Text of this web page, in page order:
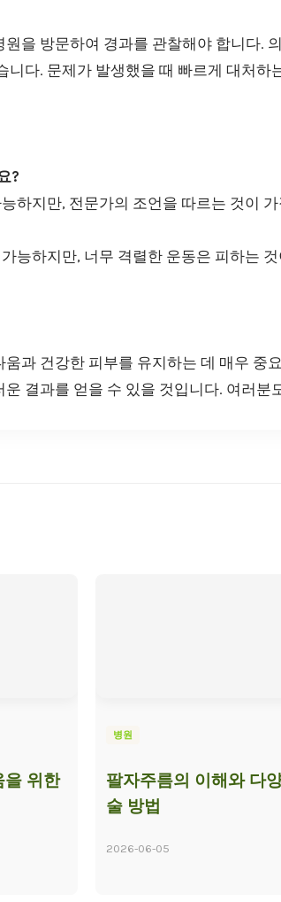
을 방문하여 경과를 관찰해야 합니다.
니다. 문제가 발생했을 때 빠르게 대처하
?
하지만, 전문가의 조언을 따르는 것이
능하지만, 너무 격렬한 운동은 피하는
움과 건강한 피부를 유지하는 데 매우 중
결과를 얻을 수 있을 것입니다. 여러분
을 위한
병원
팔자주름의 이해와 다
술 방법
2026-06-05